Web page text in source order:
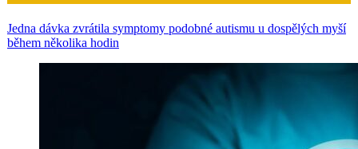
Jedna dávka zvrátila symptomy podobné autismu u dospělých myší
během několika hodin